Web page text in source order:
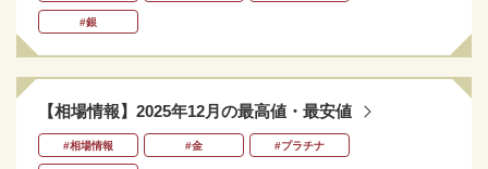
#銀
【相場情報】2025年12月の最高値・最安値
#相場情報 #金 #プラチナ